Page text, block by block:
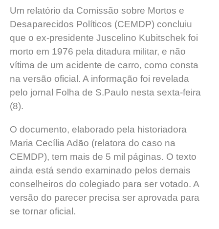
Um relatório da Comissão sobre Mortos e
Desaparecidos Políticos (CEMDP) concluiu
que o ex-presidente Juscelino Kubitschek foi
morto em 1976 pela ditadura militar, e não
vítima de um acidente de carro, como consta
na versão oficial. A informação foi revelada
pelo jornal Folha de S.Paulo nesta sexta-feira
(8).
O documento, elaborado pela historiadora
Maria Cecília Adão (relatora do caso na
CEMDP), tem mais de 5 mil páginas. O texto
ainda está sendo examinado pelos demais
conselheiros do colegiado para ser votado. A
versão do parecer precisa ser aprovada para
se tornar oficial.